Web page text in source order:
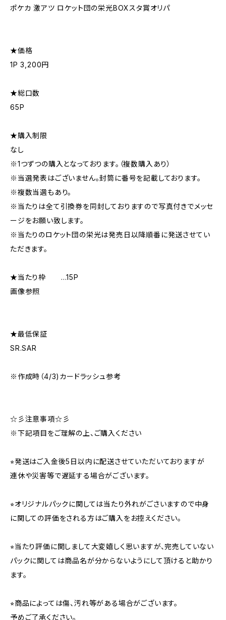
ポケカ 激アツ ロケット団の栄光BOXスタ賞オリパ
★価格
1P 3,200円
★総口数
65P
★購入制限
なし
※1つずつの購入となっております。（複数購入あり）
※当選発表はございません。封筒に番号を記載しております。
※複数当選もあり。
※当たりは全て引換券を同封しておりますので写真付きでメッセ
ージをお願い致します。
※当たりのロケット団の栄光は発売日以降順番に発送させてい
ただきます。
★当たり枠 …15P
画像参照
★最低保証
SR.SAR
※作成時（4/3)カードラッシュ参考
☆彡注意事項☆彡
※下記項目をご理解の上、ご購入ください
⭐︎発送はご入金後5日以内に配送させていただいておりますが
連休や災害等で遅延する場合がございます。
⭐︎オリジナルパックに関しては当たり外れがごさいますので中身
に関しての評価をされる方はご購入をお控えください。
⭐︎当たり評価に関しまして大変嬉しく思いますが、完売していない
パックに関しては商品名が分からないようにして頂けると助かり
ます。
⭐︎商品によっては傷、汚れ等がある場合がございます。
予めご了承ください。